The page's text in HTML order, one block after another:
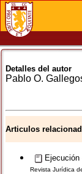
Detalles del autor
Pablo O.
Articulos
Revista Jurídica